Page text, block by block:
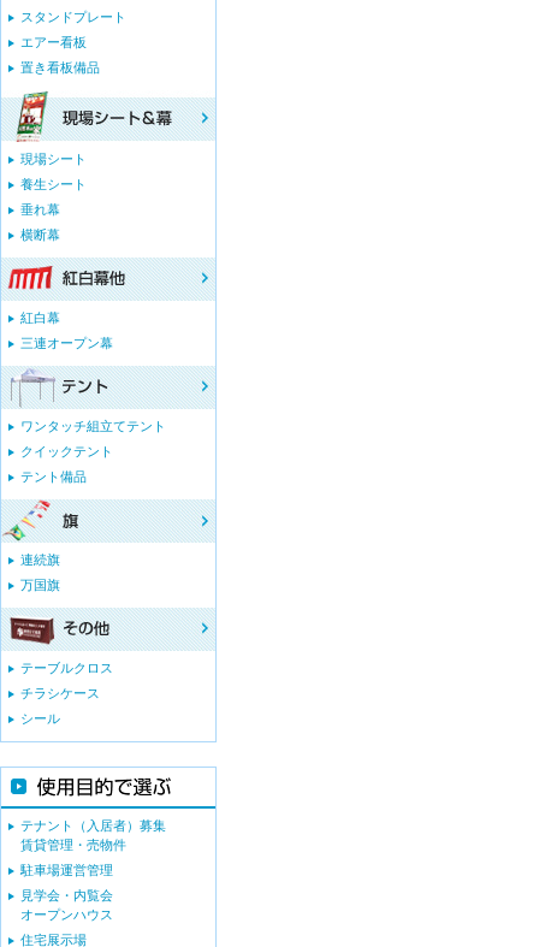
スタンドプレート
エアー看板
置き看板備品
現場シート
養生シート
垂れ幕
横断幕
紅白幕
三連オープン幕
ワンタッチ組立てテント
クイックテント
テント備品
連続旗
万国旗
テーブルクロス
チラシケース
シール
テナント（入居者）募集
賃貸管理・売物件
駐車場運営管理
見学会・内覧会
オープンハウス
住宅展示場